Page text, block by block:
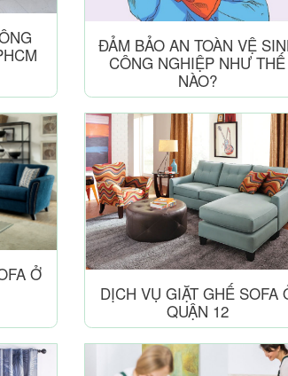
ĐẢM BẢO AN TOÀN VỆ
CÔNG NGHIỆP NHƯ THẾ
NÀO?
Ở
DỊCH VỤ GIẶT GHẾ SOFA
QUẬN 12